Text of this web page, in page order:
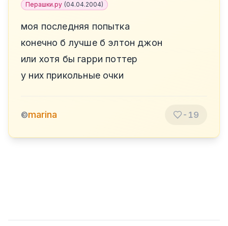
Перашки.ру (04.04.2004)
моя последняя попытка
конечно б лучше б элтон джон
или хотя бы гарри поттер
у них прикольные очки
©marina -19